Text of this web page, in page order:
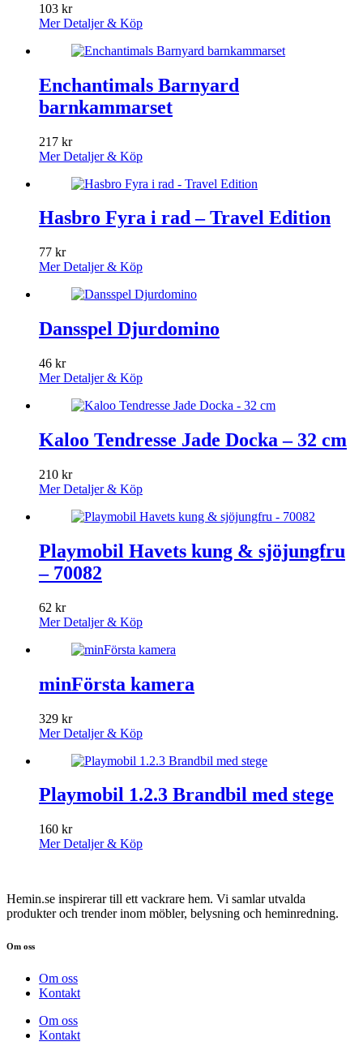
103 kr
Mer Detaljer & Köp
Enchantimals Barnyard
barnkammarset
217 kr
Mer Detaljer & Köp
Hasbro Fyra i rad – Travel Edition
77 kr
Mer Detaljer & Köp
Dansspel Djurdomino
46 kr
Mer Detaljer & Köp
Kaloo Tendresse Jade Docka – 32 cm
210 kr
Mer Detaljer & Köp
Playmobil Havets kung & sjöjungfru
– 70082
62 kr
Mer Detaljer & Köp
minFörsta kamera
329 kr
Mer Detaljer & Köp
Playmobil 1.2.3 Brandbil med stege
160 kr
Mer Detaljer & Köp
Hemin.se inspirerar till ett vackrare hem. Vi samlar utvalda
produkter och trender inom möbler, belysning och heminredning.
Om oss
Om oss
Kontakt
Om oss
Kontakt